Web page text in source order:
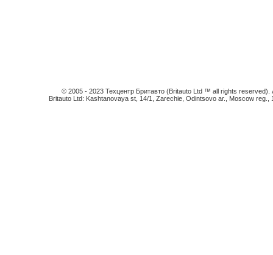
© 2005 - 2023 Техцентр Бритавто (Britauto Ltd ™ all rights
Britauto Ltd: Kashtanovaya st, 14/1, Zarechie, Odintsovo ar., Moscow